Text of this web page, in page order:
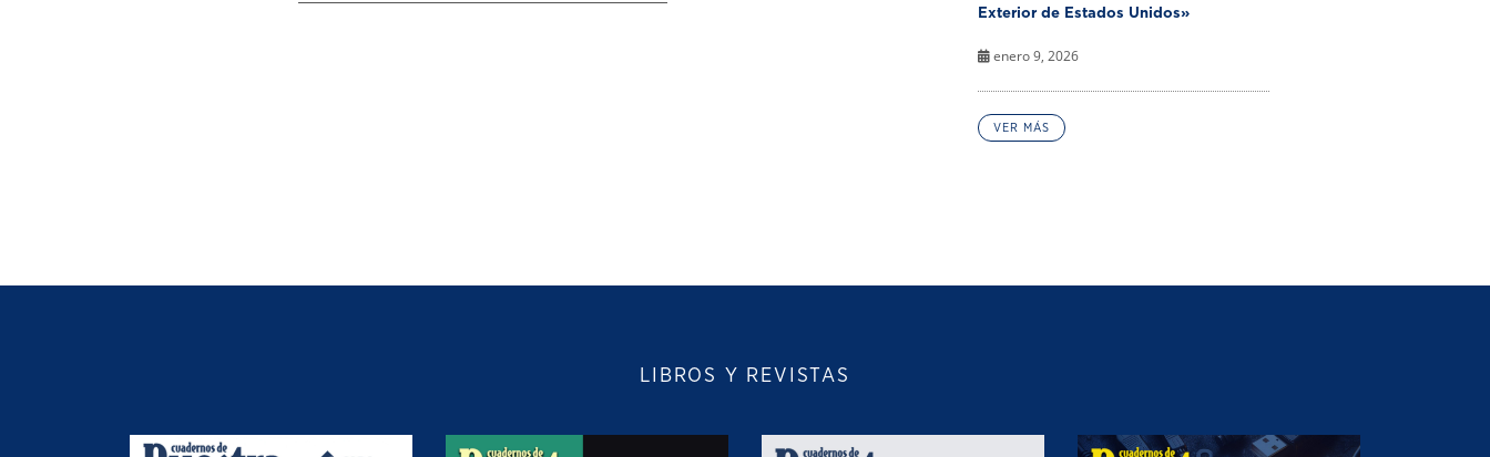
Exterior de Estados Unidos»
enero 9, 2026
VER MÁS
LIBROS Y REVISTAS